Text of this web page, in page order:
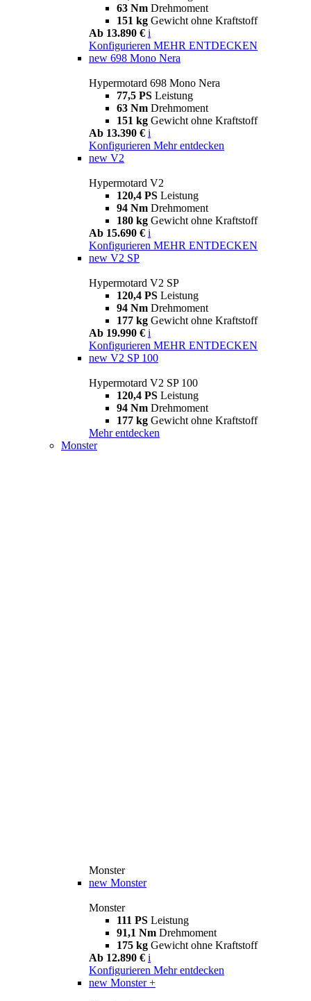
63 Nm Drehmoment
151 kg Gewicht ohne Kraftstoff
Ab 13.890 € i
Konfigurieren MEHR ENTDECKEN
new 698 Mono Nera
Hypermotard 698 Mono Nera
77,5 PS Leistung
63 Nm Drehmoment
151 kg Gewicht ohne Kraftstoff
Ab 13.390 € i
Konfigurieren Mehr entdecken
new V2
Hypermotard V2
120,4 PS Leistung
94 Nm Drehmoment
180 kg Gewicht ohne Kraftstoff
Ab 15.690 € i
Konfigurieren MEHR ENTDECKEN
new V2 SP
Hypermotard V2 SP
120,4 PS Leistung
94 Nm Drehmoment
177 kg Gewicht ohne Kraftstoff
Ab 19.990 € i
Konfigurieren MEHR ENTDECKEN
new V2 SP 100
Hypermotard V2 SP 100
120,4 PS Leistung
94 Nm Drehmoment
177 kg Gewicht ohne Kraftstoff
Mehr entdecken
Monster
Monster
new Monster
Monster
111 PS Leistung
91,1 Nm Drehmoment
175 kg Gewicht ohne Kraftstoff
Ab 12.890 € i
Konfigurieren Mehr entdecken
new Monster +